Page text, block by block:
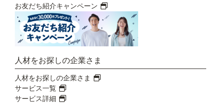
お友だち紹介キャンペーン
人材をお探しの企業さま
人材をお探しの企業さま
サービス一覧
サービス詳細